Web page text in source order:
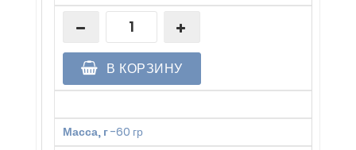
В КОРЗИНУ
Масса, г-60 гр